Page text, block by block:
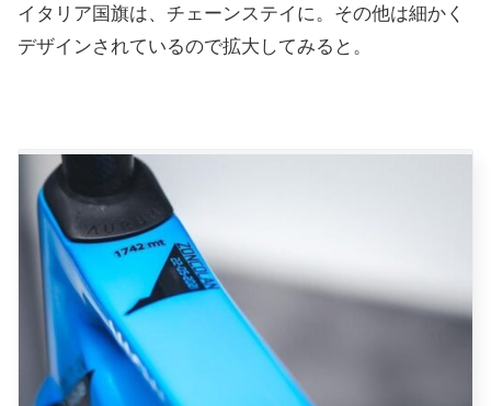
イタリア国旗は、チェーンステイに。その他は細かく
デザインされているので拡大してみると。